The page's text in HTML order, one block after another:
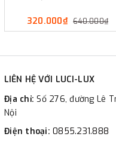
320.000₫ 640.000₫
LIÊN HỆ VỚI LUCI-LUX
Địa chỉ:Số 276, đường Lê
Nội
Điện thoại: 0855.231.888